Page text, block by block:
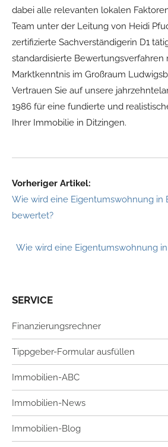
dabei alle relevanten lokalen
Team unter der Leitung von Heidi
zertifizierte Sachverständigerin D1
standardisierte Bewertungsverfahren
Marktkenntnis im Großraum
Vertrauen Sie auf unsere
1986 für eine fundierte und
Ihrer Immobilie in Ditzingen.
Vorheriger Artikel:
Wie wird eine Eigentumswohnung in
bewertet?
Wie wird eine Eigentumswohnung
SERVICE
Finanzierungsrechner
Tippgeber-Formular ausfüllen
Immobilien-ABC
Immobilien-News
Immobilien-Blog